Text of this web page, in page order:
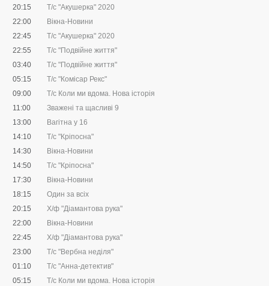
20:15
Т/с "Акушерка" 2020
22:00
Вікна-Новини
22:45
Т/с "Акушерка" 2020
22:55
Т/с "Подвійне життя"
03:40
Т/с "Подвійне життя"
05:15
Т/с "Комісар Рекс"
09:00
Т/с Коли ми вдома. Нова історія
11:00
Зважені та щасливі 9
13:00
Вагітна у 16
14:10
Т/с "Кріпосна"
14:30
Вікна-Новини
14:50
Т/с "Кріпосна"
17:30
Вікна-Новини
18:15
Один за всіх
20:15
Х/ф "Діамантова рука"
22:00
Вікна-Новини
22:45
Х/ф "Діамантова рука"
23:00
Т/с "Вербна неділя"
01:10
Т/с "Анна-детектив"
05:15
Т/с Коли ми вдома. Нова історія